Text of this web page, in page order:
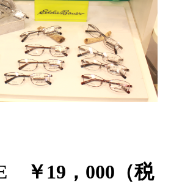
￥19，000（税